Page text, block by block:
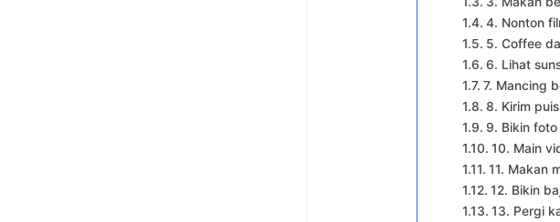
4. Nonton
5. Coffee
6. Lihat
7. Mancing
8. Kirim
9. Bikin
10. Main
11. Makan
12. Bikin
13. Pergi